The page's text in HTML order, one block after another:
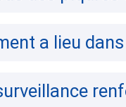
a lieu